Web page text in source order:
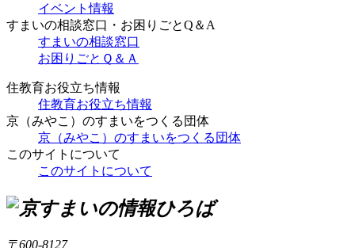
イベント情報
すまいの相談窓口・お困りごとQ＆A
すまいの相談窓口
お困りごとＱ＆Ａ
住教育お役立ち情報
住教育お役立ち情報
京（みやこ）のすまいをつくる団体
京（みやこ）のすまいをつくる団体
このサイトについて
このサイトについて
〒600-8127